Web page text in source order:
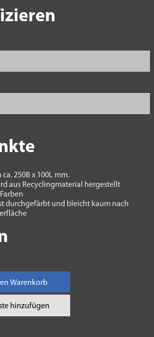
250B x 100L mm.
aus Recyclingmaterial hergestellt
durchgefärbt und bleicht kaum nach
Warenkorb
hinzufügen